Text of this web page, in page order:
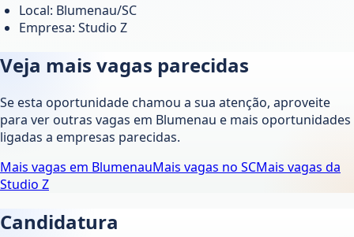
Local: Blumenau/SC
Empresa: Studio Z
Veja mais vagas parecidas
Se esta oportunidade chamou a sua atenção, aproveite
para ver outras vagas em Blumenau e mais oportunidades
ligadas a empresas parecidas.
Mais vagas em BlumenauMais vagas no SCMais vagas da
Studio Z
Candidatura